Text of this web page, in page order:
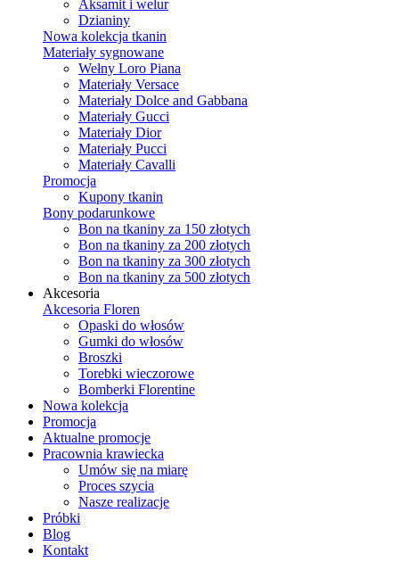
Aksamit i welur
Dzianiny
Nowa kolekcja tkanin
Materiały sygnowane
Wełny Loro Piana
Materiały Versace
Materiały Dolce and Gabbana
Materiały Gucci
Materiały Dior
Materiały Pucci
Materiały Cavalli
Promocja
Kupony tkanin
Bony podarunkowe
Bon na tkaniny za 150 złotych
Bon na tkaniny za 200 złotych
Bon na tkaniny za 300 złotych
Bon na tkaniny za 500 złotych
Akcesoria
Akcesoria Floren
Opaski do włosów
Gumki do włosów
Broszki
Torebki wieczorowe
Bomberki Florentine
Nowa kolekcja
Promocja
Aktualne promocje
Pracownia krawiecka
Umów się na miarę
Proces szycia
Nasze realizacje
Próbki
Blog
Kontakt